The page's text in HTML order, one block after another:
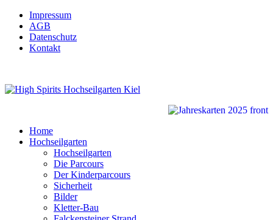
Impressum
AGB
Datenschutz
Kontakt
Home
Hochseilgarten
Hochseilgarten
Die Parcours
Der Kinderparcours
Sicherheit
Bilder
Kletter-Bau